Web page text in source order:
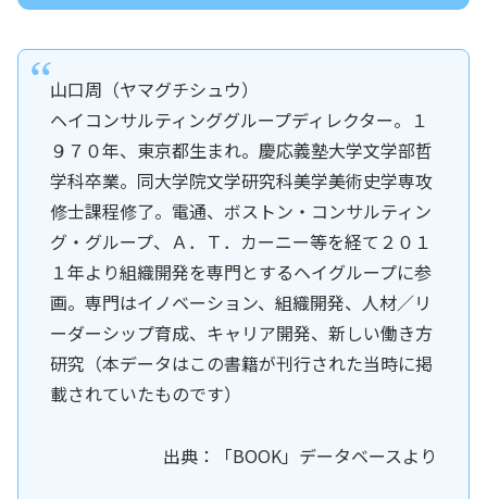
山口周（ヤマグチシュウ）
ヘイコンサルティンググループディレクター。１
９７０年、東京都生まれ。慶応義塾大学文学部哲
学科卒業。同大学院文学研究科美学美術史学専攻
修士課程修了。電通、ボストン・コンサルティン
グ・グループ、Ａ．Ｔ．カーニー等を経て２０１
１年より組織開発を専門とするヘイグループに参
画。専門はイノベーション、組織開発、人材／リ
ーダーシップ育成、キャリア開発、新しい働き方
研究（本データはこの書籍が刊行された当時に掲
載されていたものです）
出典：「BOOK」データベースより